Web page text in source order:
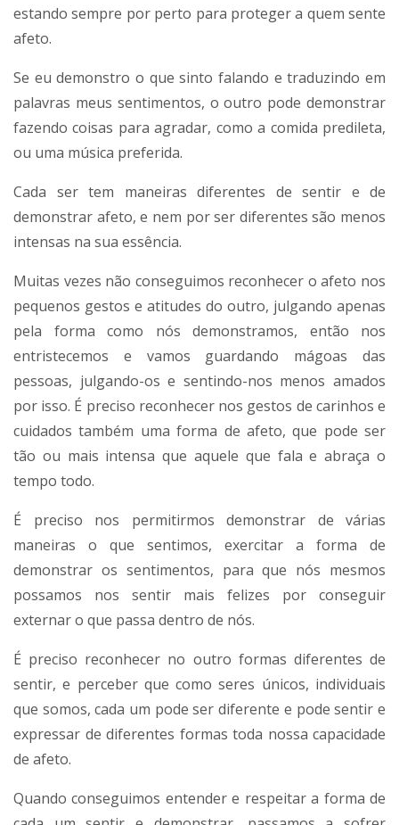
estando sempre por perto para proteger a quem sente
afeto.
Se eu demonstro o que sinto falando e traduzindo em
palavras meus sentimentos, o outro pode demonstrar
fazendo coisas para agradar, como a comida predileta,
ou uma música preferida.
Cada ser tem maneiras diferentes de sentir e de
demonstrar afeto, e nem por ser diferentes são menos
intensas na sua essência.
Muitas vezes não conseguimos reconhecer o afeto nos
pequenos gestos e atitudes do outro, julgando apenas
pela forma como nós demonstramos, então nos
entristecemos e vamos guardando mágoas das
pessoas, julgando-os e sentindo-nos menos amados
por isso. É preciso reconhecer nos gestos de carinhos e
cuidados também uma forma de afeto, que pode ser
tão ou mais intensa que aquele que fala e abraça o
tempo todo.
É preciso nos permitirmos demonstrar de várias
maneiras o que sentimos, exercitar a forma de
demonstrar os sentimentos, para que nós mesmos
possamos nos sentir mais felizes por conseguir
externar o que passa dentro de nós.
É preciso reconhecer no outro formas diferentes de
sentir, e perceber que como seres únicos, individuais
que somos, cada um pode ser diferente e pode sentir e
expressar de diferentes formas toda nossa capacidade
de afeto.
Quando conseguimos entender e respeitar a forma de